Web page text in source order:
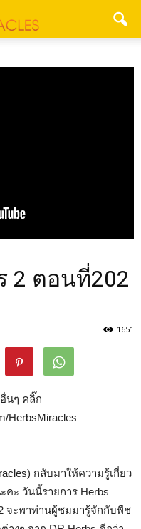
2 ตอนที่202
1651
นๆ คลิ๊ก
HerbsMiracles
กลับมาให้ความรู้เกี่ยว
คะ วันนี้รายการ Herbs
จะพาท่านผู้ชมมารู้จักกับพืช